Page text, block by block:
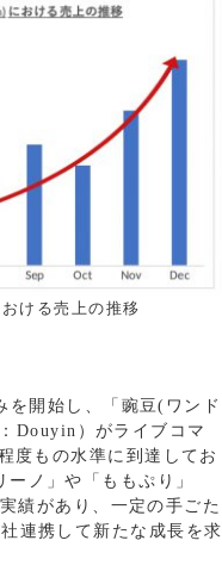
ける売上の推移
を開始し、「豌豆(ワンド
Douyin）がライブコマ
度もの水準に到達してお
ノ」や「ももぷり」
績があり、一定の手ごた
連携して新たな成長を求